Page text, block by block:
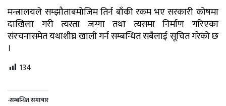
मन्त्रालयले सम्झौताबमोजिम तिर्न बाँकी रकम भए सरकारी कोषमा
दाखिला गरी त्यस्ता जग्गा तथा त्यसमा निर्माण गरिएका
संरचनासमेत यथाशीघ्र खाली गर्न सम्बन्धित सबैलाई सूचित गरेको छ
।
134
-सम्बन्धित समाचार